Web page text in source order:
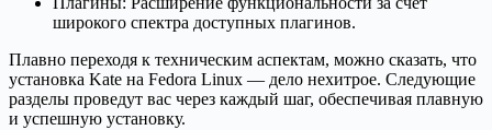
широкого спектра доступных плагинов.
Плавно переходя к техническим аспектам, можно сказать, что
установка Kate на Fedora Linux — дело нехитрое. Следующие
разделы проведут вас через каждый шаг, обеспечивая плавную
и успешную установку.